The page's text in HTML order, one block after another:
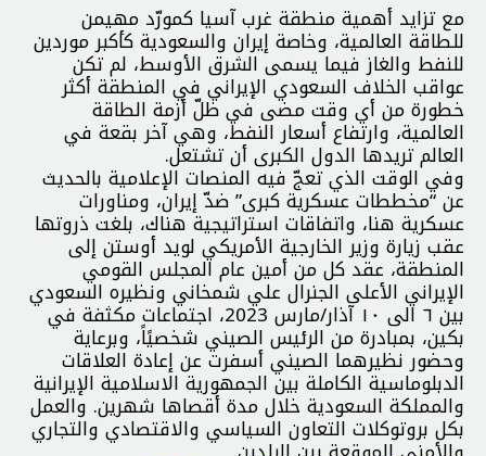
مع تزايد أهمية منطقة غرب آسيا كمورّد مهيمن
للطاقة العالمية، وخاصة إيران والسعودية كأكبر موردين
للنفط والغاز فيما يسمى الشرق الأوسط، لم تكن
عواقب الخلاف السعودي الإيراني في المنطقة أكثر
خطورة من أي وقت مضى في ظلّ أزمة الطاقة
العالمية، وارتفاع أسعار النفط، وهي آخر بقعة في
العالم تريدها الدول الكبرى أن تشتعل.
وفي الوقت الذي تعجّ فيه المنصات الإعلامية بالحديث
عن “مخططات عسكرية كبرى” ضدّ إيران، ومناورات
عسكرية هنا، واتفاقات استراتيجية هناك، بلغت ذروتها
عقب زيارة وزير الخارجية الأمريكي لويد أوستن إلى
المنطقة، عقد كل من أمين عام المجلس القومي
الإيراني الأعلى الجنرال علي شمخاني ونظيره السعودي
بين ٦ الى ١٠ آذار/مارس 2023، اجتماعات مكثفة في
بكين، بمبادرة من الرئيس الصيني شخصيًاً، وبرعاية
وحضور نظيرهما الصيني أسفرت عن إعادة العلاقات
الدبلوماسية الكاملة بين الجمهورية الاسلامية الإيرانية
والمملكة السعودية خلال مدة أقصاها شهرين. والعمل
بكل بروتوكلات التعاون السياسي والاقتصادي والتجاري